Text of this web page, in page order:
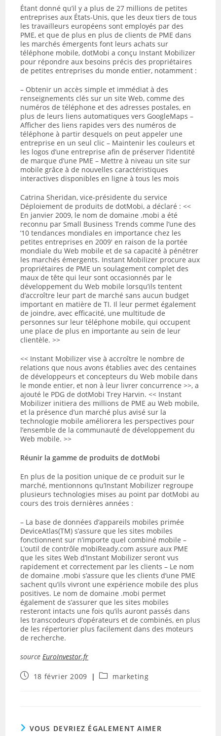
Étant donné qu’il y a plus de 27 millions de petites
entreprises aux États-Unis, que les deux tiers de tous
les travailleurs européens sont employés par des
PME, et que de plus en plus de clients de PME dans
les marchés émergents font leurs achats sur
téléphone mobile, dotMobi a conçu Instant Mobilizer
pour répondre aux besoins précis des propriétaires
de petites entreprises du monde entier, notamment :
– Obtenir un accès simple et immédiat à des
renseignements clés sur un site Web, comme des
numéros de téléphone et des adresses postales, en
plus de leurs liens automatiques vers GoogleMaps –
Afficher des liens rapides vers des numéros de
téléphone à partir desquels on peut appeler une
entreprise en un seul clic – Maintenir les couleurs et
les logos d’une entreprise afin de préserver l’identité
de marque d’une PME – Mettre à niveau un site sur
mobile grâce à de nouvelles caractéristiques
interactives disponibles en ligne à tous les mois
Catrina Sheridan, vice-présidente du service
Déploiement de produits de dotMobi, a déclaré : <<
En janvier 2009, le nom de domaine .mobi a été
reconnu par Small Business Trends comme l’une des
’10 tendances mondiales en importance chez les
petites entreprises en 2009′ en raison de la portée
mondiale du Web mobile et de sa capacité à pénétrer
les marchés émergents. Instant Mobilizer procure aux
propriétaires de PME un soulagement complet des
maux de tête qui leur sont occasionnés par le
développement du Web mobile lorsqu’ils tentent
d’accroître leur part de marché sans aucun budget
important en matière de TI. Il leur permet également
de joindre, avec efficacité, une multitude de
personnes sur leur téléphone mobile, qui occupent
une place de plus en importante au sein de leur
clientèle. >>
<< Instant Mobilizer vise à accroître le nombre de
relations que nous avons établies avec des centaines
de développeurs et concepteurs du Web mobile dans
le monde entier, et non à leur livrer concurrence >>, a
ajouté le PDG de dotMobi Trey Harvin. << Instant
Mobilizer initiera des millions de PME au Web mobile,
et la présence d’un marché plus avisé sur la
technologie mobile améliorera les perspectives pour
l’ensemble de la communauté de développement du
Web mobile. >>
Réunir la gamme de produits de dotMobi
En plus de la position unique de ce produit sur le
marché, mentionnons qu’Instant Mobilizer regroupe
plusieurs technologies mises au point par dotMobi au
cours des trois dernières années :
– La base de données d’appareils mobiles primée
DeviceAtlas(TM) s’assure que les sites mobiles
fonctionnent sur n’importe quel combiné mobile –
L’outil de contrôle mobiReady.com assure aux PME
que les sites Web d’Instant Mobilizer seront vus
rapidement et correctement par les clients – Le nom
de domaine .mobi s’assure que les clients d’une PME
sachent qu’ils vivront une expérience mobile des plus
positives. Le nom de domaine .mobi permet
également de s’assurer que les sites mobiles
resteront intacts une fois qu’ils auront passés dans
les transcodeurs d’opérateurs et de combinés, en plus
de les répertorier plus facilement dans des moteurs
de recherche.
sourceEuroInvestor.fr
Publication
18 février 2009
Postmarketing
VOUS DEVRIEZ ÉGALEMENT AIMER